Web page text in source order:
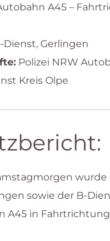
A45 –
Gerlingen
Polizei NRW
Kreis Olpe
wurde
sowie der B-
A45 in